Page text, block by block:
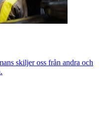
skiljer oss från andra och